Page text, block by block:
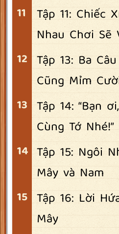
Tập 11: Chiếc
Nhau Chơi Sẽ
Tập 13: Ba
Cũng Mỉm
Tập 14: “Bạn
Cùng Tớ Nhé!”
Tập 15: Ngôi
Mây và Nam
Tập 16: Lời
Mây